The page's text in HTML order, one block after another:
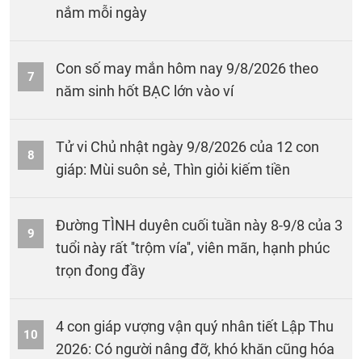
nắm mỗi ngày
7
Con số may mắn hôm nay 9/8/2026 theo
năm sinh hốt BẠC lớn vào ví
8
Tử vi Chủ nhật ngày 9/8/2026 của 12 con
giáp: Mùi suôn sẻ, Thìn giỏi kiếm tiền
9
Đường TÌNH duyên cuối tuần này 8-9/8 của 3
tuổi này rất ''trộm vía'', viên mãn, hạnh phúc
trọn đong đầy
10
4 con giáp vượng vận quý nhân tiết Lập Thu
2026: Có người nâng đỡ, khó khăn cũng hóa